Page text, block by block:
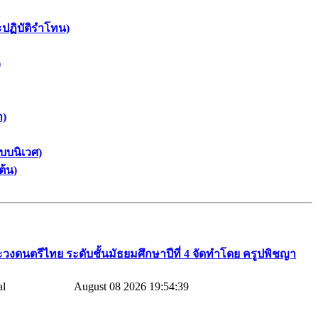
ฏิบัติรำโทน)
)
บนิเวศ)
น)
วงดนตรีไทย​ ระดับชั้นมัธยมศึกษาปีที่​ 4​ จัดทำโดย​ ครูปพิชญา​
August 08 2026 19:54:39